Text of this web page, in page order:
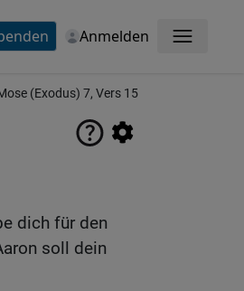
Anmelden Menü
(Exodus) 7, Vers 15
dich für den
soll dein